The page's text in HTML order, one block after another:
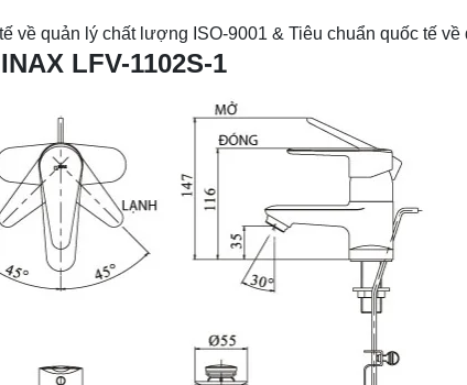
về quản lý chất lượng ISO-9001 & Tiêu chuẩn quốc tế
LFV-1102S-1